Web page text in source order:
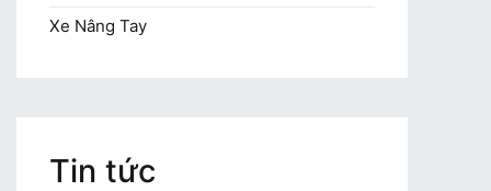
Xe Nâng Tay
Tin tức